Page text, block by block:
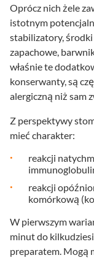
Oprócz nich żele
istotnym
stabilizatory, środki
zapachowe,
właśnie te
konserwanty, są
alergiczną niż sam
Z perspektywy
mieć charakter:
reakcji
reakcji
komórkową
W pierwszym
minut do
preparatem. Mogą